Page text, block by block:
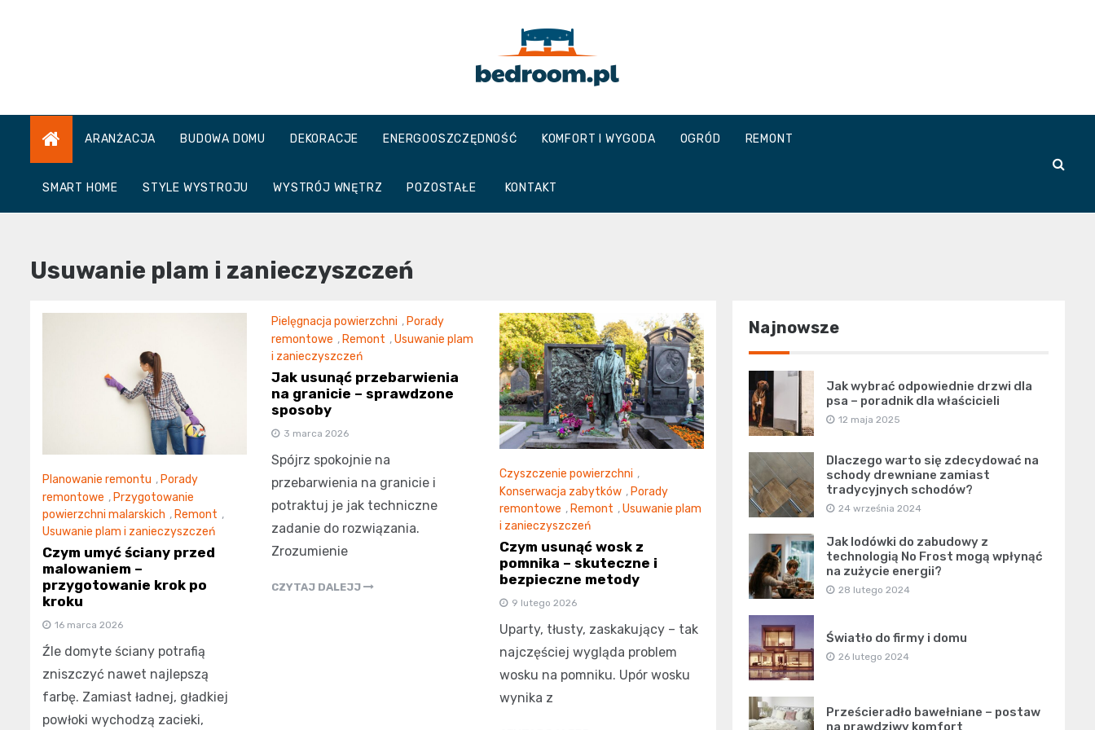
Bedroom.pl
ARANŻACJA BUDOWA DOMU DEKORACJE ENERGOOSZCZĘDNOŚĆ KOMFORT I WYGODA OGRÓD REMONT
SMART HOME STYLE WYSTROJU WYSTRÓJ WNĘTRZ POZOSTAŁE KONTAKT
Usuwanie plam i zanieczyszczeń
Planowanie remontu , Porady
remontowe , Przygotowanie
powierzchni malarskich , Remont ,
Usuwanie plam i zanieczyszczeń
Czym umyć ściany przed
malowaniem –
przygotowanie krok po
kroku
16 marca 2026
Źle domyte ściany potrafią
zniszczyć nawet najlepszą
farbę. Zamiast ładnej, gładkiej
powłoki wychodzą zacieki,
Pielęgnacja powierzchni , Porady
remontowe , Remont ,Usuwanie plam
i zanieczyszczeń
Jak usunąć przebarwienia
na granicie – sprawdzone
sposoby
3 marca 2026
Spójrz spokojnie na
przebarwienia na granicie i
potraktuj je jak techniczne
zadanie do rozwiązania.
Zrozumienie
CZYTAJ DALEJJ
Czyszczenie powierzchni ,
Konserwacja zabytków , Porady
remontowe , Remont ,Usuwanie plam
i zanieczyszczeń
Czym usunąć wosk z
pomnika – skuteczne i
bezpieczne metody
9 lutego 2026
Uparty, tłusty, zaskakujący – tak
najczęściej wygląda problem
wosku na pomniku. Upór wosku
wynika z
Najnowsze
Jak wybrać odpowiednie drzwi dla
psa – poradnik dla właścicieli
12 maja 2025
Dlaczego warto się zdecydować na
schody drewniane zamiast
tradycyjnych schodów?
24 września 2024
Jak lodówki do zabudowy z
technologią No Frost mogą wpłynąć
na zużycie energii?
28 lutego 2024
Światło do firmy i domu
26 lutego 2024
Prześcieradło bawełniane – postaw
na prawdziwy komfort